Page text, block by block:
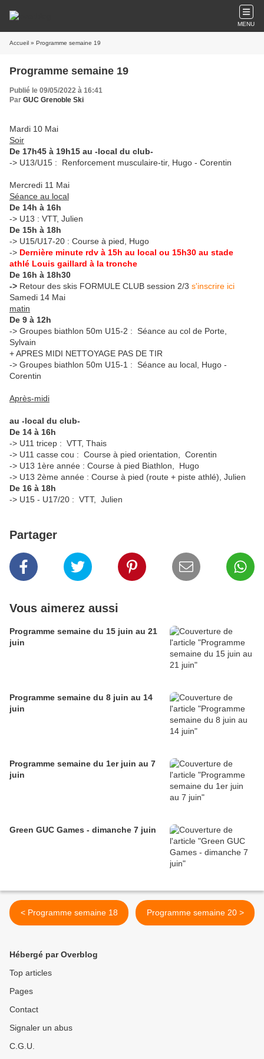
MENU
Accueil » Programme semaine 19
Programme semaine 19
Publié le 09/05/2022 à 16:41
Par GUC Grenoble Ski
Mardi 10 Mai
Soir
De 17h45 à 19h15 au -local du club-
-> U13/U15 : Renforcement musculaire-tir, Hugo - Corentin
Mercredi 11 Mai
Séance au local
De 14h à 16h
-> U13 : VTT, Julien
De 15h à 18h
-> U15/U17-20 : Course à pied, Hugo
-> Dernière minute rdv à 15h au local ou 15h30 au stade
athlé Louis gaillard à la tronche
De 16h à 18h30
-> Retour des skis FORMULE CLUB session 2/3 s'inscrire ici
Samedi 14 Mai
matin
De 9 à 12h
-> Groupes biathlon 50m U15-2 : Séance au col de Porte,
Sylvain
+ APRES MIDI NETTOYAGE PAS DE TIR
-> Groupes biathlon 50m U15-1 : Séance au local, Hugo -
Corentin
Après-midi
au -local du club-
De 14 à 16h
-> U11 tricep : VTT, Thais
-> U11 casse cou : Course à pied orientation, Corentin
-> U13 1ère année : Course à pied Biathlon, Hugo
-> U13 2ème année : Course à pied (route + piste athlé), Julien
De 16 à 18h
-> U15 - U17/20 : VTT, Julien
Partager
Vous aimerez aussi
Programme semaine du 15 juin au 21
juin
Programme semaine du 8 juin au 14
juin
Programme semaine du 1er juin au 7
juin
Green GUC Games - dimanche 7 juin
< Programme semaine 18 Programme semaine 20 >
Hébergé par Overblog
Top articles
Pages
Contact
Signaler un abus
C.G.U.